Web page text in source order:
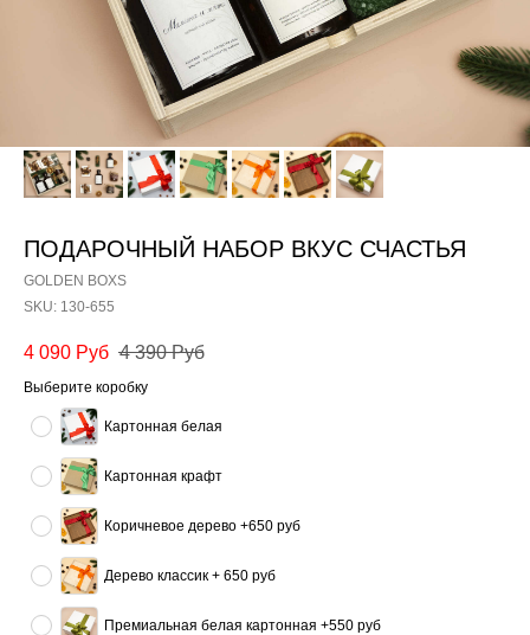
ПОДАРОЧНЫЙ НАБОР ВКУС СЧАСТЬЯ
GOLDEN BOXS
SKU: 130-655
4 090 Руб 4 390 Руб
Выберите коробку
Картонная белая
Картонная крафт
Коричневое дерево +650 руб
Дерево классик + 650 руб
Премиальная белая картонная +550 руб